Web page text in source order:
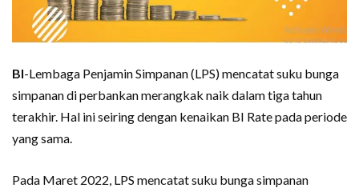
BI-Lembaga Penjamin Simpanan (LPS) mencatat suku bunga
simpanan di perbankan merangkak naik dalam tiga tahun
terakhir. Hal ini seiring dengan kenaikan BI Rate pada periode
yang sama.
Pada Maret 2022, LPS mencatat suku bunga simpanan